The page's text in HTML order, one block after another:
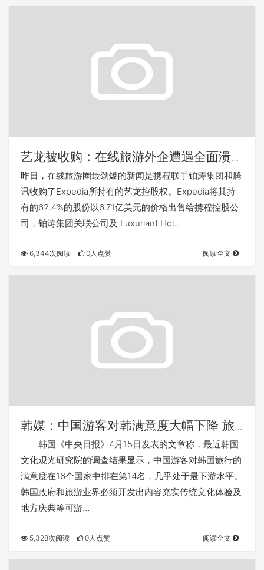
艺龙被收购：在线旅游外企遭遇全面溃
败？
昨日，在线旅游圈最劲爆的新闻是携程联手铂涛集团和腾
讯收购了Expedia所持有的艺龙控股权。Expedia将其持
有的62.4%的股份以6.71亿美元的价格出售给携程控股公
司，铂涛集团关联公司及 Luxuriant Hol…
6,344次阅读 0人点赞 阅读全文
韩媒：中国游客对韩满意度大幅下降 旅
游业需反思
韩国《中央日报》4月15日发表的文章称，最近韩国
文化观光研究院的调查结果显示，中国游客对韩国旅行的
满意度在16个国家中排在第14名，几乎处于最下游水平。
韩国政府和旅游业界必须开发出内容充实传统文化体验及
地方庆典等可游…
5,328次阅读 0人点赞 阅读全文